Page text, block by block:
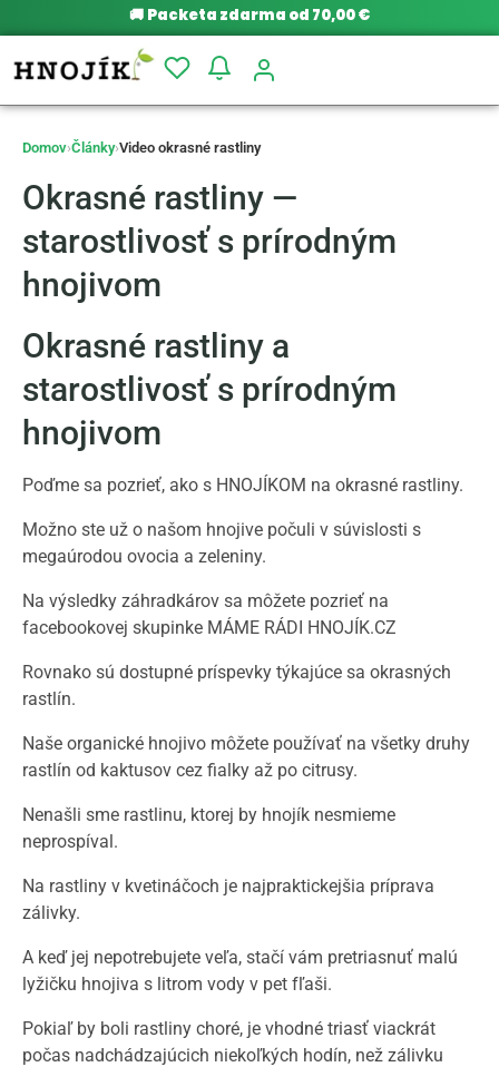
🚚 Packeta zdarma od 70,00 €
Domov›Články›Video okrasné rastliny
Okrasné rastliny —
starostlivosť s prírodným
hnojivom
Okrasné rastliny a
starostlivosť s prírodným
hnojivom
Poďme sa pozrieť, ako s HNOJÍKOM na okrasné rastliny.
Možno ste už o našom hnojive počuli v súvislosti s
megaúrodou ovocia a zeleniny.
Na výsledky záhradkárov sa môžete pozrieť na
facebookovej skupinke MÁME RÁDI HNOJÍK.CZ
Rovnako sú dostupné príspevky týkajúce sa okrasných
rastlín.
Naše organické hnojivo môžete používať na všetky druhy
rastlín od kaktusov cez fialky až po citrusy.
Nenašli sme rastlinu, ktorej by hnojík nesmieme
neprospíval.
Na rastliny v kvetináčoch je najpraktickejšia príprava
zálivky.
A keď jej nepotrebujete veľa, stačí vám pretriasnuť malú
lyžičku hnojiva s litrom vody v pet fľaši.
Pokiaľ by boli rastliny choré, je vhodné triasť viackrát
počas nadchádzajúcich niekoľkých hodín, než zálivku